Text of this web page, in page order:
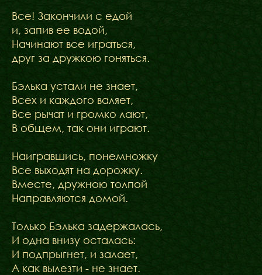
Все! Закончили с едой
и, запив ее водой,
Начинают все играться,
друг за дружкою гоняться.
Бэлька устали не знает,
Всех и каждого валяет,
Все рычат и громко лают,
В общем, так они играют.
Наигравшись, понемножку
Все выходят на дорожку.
Вместе, дружною толпой
Направляются домой.
Только Бэлька задержалась,
И одна внизу осталась:
И подпрыгнет, и залает,
А как вылезти - не знает.